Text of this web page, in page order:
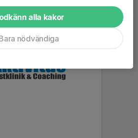
alla kakor
nödvändiga